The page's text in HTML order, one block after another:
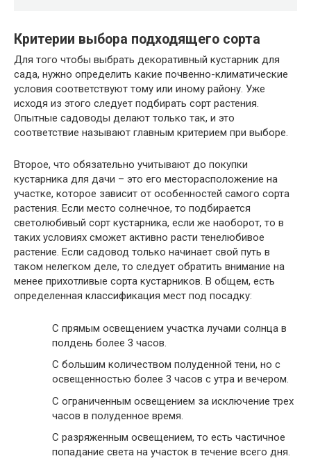
Критерии выбора подходящего сорта
Для того чтобы выбрать декоративный кустарник для
сада, нужно определить какие почвенно-климатические
условия соответствуют тому или иному району. Уже
исходя из этого следует подбирать сорт растения.
Опытные садоводы делают только так, и это
соответствие называют главным критерием при выборе.
Второе, что обязательно учитывают до покупки
кустарника для дачи – это его месторасположение на
участке, которое зависит от особенностей самого сорта
растения. Если место солнечное, то подбирается
светолюбивый сорт кустарника, если же наоборот, то в
таких условиях сможет активно расти тенелюбивое
растение. Если садовод только начинает свой путь в
таком нелегком деле, то следует обратить внимание на
менее прихотливые сорта кустарников. В общем, есть
определенная классификация мест под посадку:
С прямым освещением участка лучами солнца в
полдень более 3 часов.
С большим количеством полуденной тени, но с
освещенностью более 3 часов с утра и вечером.
С ограниченным освещением за исключение трех
часов в полуденное время.
С разряженным освещением, то есть частичное
попадание света на участок в течение всего дня.